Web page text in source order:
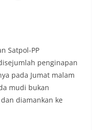
Satpol-PP
penginapan
pada Jumat malam
mudi bukan
diamankan ke